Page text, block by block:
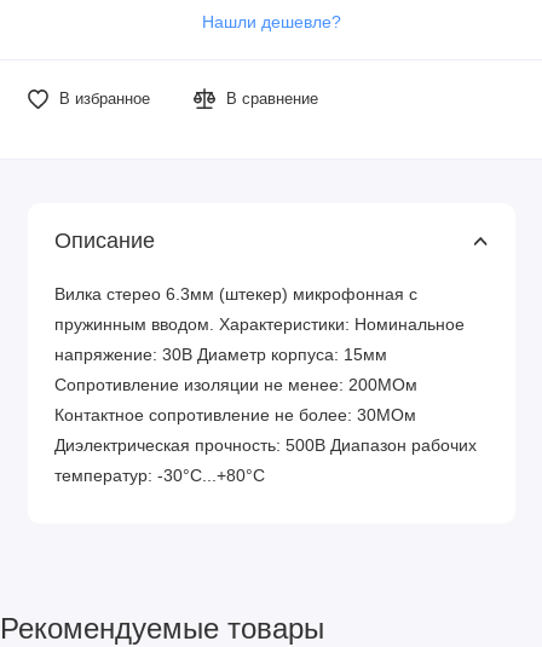
Нашли дешевле?
В избранное В сравнение
Описание
Вилка стерео 6.3мм (штекер) микрофонная с
пружинным вводом. Характеристики: Номинальное
напряжение: 30В Диаметр корпуса: 15мм
Сопротивление изоляции не менее: 200МОм
Контактное сопротивление не более: 30МОм
Диэлектрическая прочность: 500В Диапазон рабочих
температур: -30°C...+80°C
Рекомендуемые товары